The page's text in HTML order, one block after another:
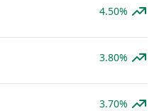
4.50%
3.80%
3.70%